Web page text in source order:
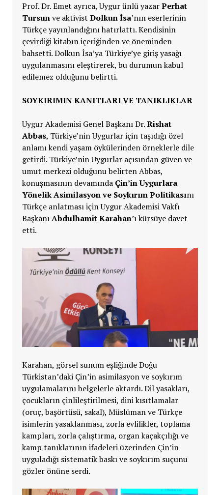
Prof. Dr. Emet ayrıca, Uygur ünlü yazarPerhat
Tursunve aktivist Dolkun İsa’nın eserlerinin
Türkçe yayınlandığını hatırlattı. Kendisinin
çevirdiği kitabın içeriğinden ve öneminden
bahsetti. Dolkun İsa’ya Türkiye’ye giriş yasağı
uygulanmasını eleştirerek, bu durumun kabul
edilemez olduğunu belirtti.
SOYKIRIMIN KANITLARI VE TANIKLIKLAR
Uygur Akademisi Genel Başkanı Dr.Rishat
Abbas, Türkiye’nin Uygurlar için taşıdığı özel
anlamı kendi yaşam öykülerinden örneklerle dile
getirdi. Türkiye’nin Uygurlar açısından güven ve
umut merkezi olduğunu belirten Abbas,
konuşmasının devamında Çin’in Uygurlara
Yönelik Asimilasyon ve Soykırım Politikasını
Türkçe anlatması için Uygur Akademisi Vakfı
BaşkanıAbdulhamit Karahan’ı kürsüye davet
etti.
Karahan, görsel sunum eşliğinde Doğu
Türkistan’daki Çin’in asimilasyon ve soykırım
uygulamalarını belgelerle aktardı. Dil yasakları,
çocukların çinlileştirilmesi, dini kısıtlamalar
(oruç, başörtüsü, sakal), Müslüman ve Türkçe
isimlerin yasaklanması, zorla evlilikler, toplama
kampları, zorla çalıştırma, organ kaçakçılığı ve
kamp tanıklarının ifadeleri üzerinden Çin’in
uyguladığı sistematik baskı ve soykırım suçunu
gözler önüne serdi.